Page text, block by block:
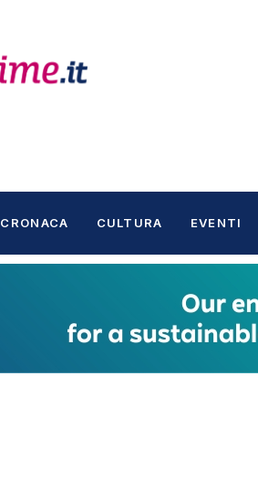
CRONACA CULTURA EVENTI